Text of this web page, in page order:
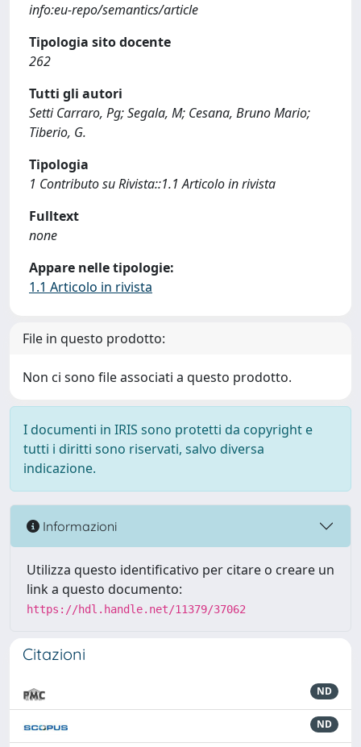
info:eu-repo/semantics/article
Tipologia sito docente
262
Tutti gli autori
Setti Carraro, Pg; Segala, M; Cesana, Bruno Mario;
Tiberio, G.
Tipologia
1 Contributo su Rivista::1.1 Articolo in rivista
Fulltext
none
Appare nelle tipologie:
1.1 Articolo in rivista
File in questo prodotto:
Non ci sono file associati a questo prodotto.
I documenti in IRIS sono protetti da copyright e
tutti i diritti sono riservati, salvo diversa
indicazione.
Informazioni
Utilizza questo identificativo per citare o creare un
link a questo documento:
https://hdl.handle.net/11379/37062
Citazioni
ND
ND